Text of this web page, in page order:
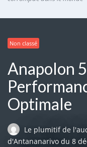
Non classé
Anapolon
Optimale
Le plumitif de
d'Antananarivo du 8